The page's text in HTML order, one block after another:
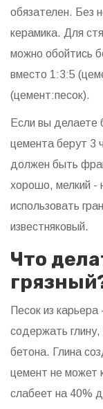
обязателен. Без
керамика. Для
можно обойтись
вместо 1:3:5
(цемент:песок).
Если вы делаете
цемента берут 3
должен быть
хорошо, мелкий -
использовать
известняковый.
Что
Песок из
содержать глину,
бетона. Глина
цемент не может
слабеет на 40%